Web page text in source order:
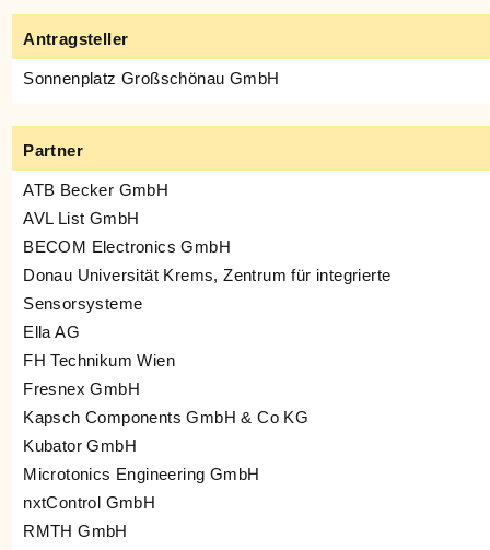
Antragsteller
Sonnenplatz Großschönau GmbH
Partner
ATB Becker GmbH
AVL List GmbH
BECOM Electronics GmbH
Donau Universität Krems, Zentrum für integrierte
Sensorsysteme
Ella AG
FH Technikum Wien
Fresnex GmbH
Kapsch Components GmbH & Co KG
Kubator GmbH
Microtonics Engineering GmbH
nxtControl GmbH
RMTH GmbH